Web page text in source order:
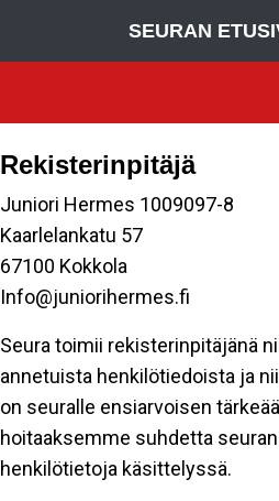
SEURAN
Rekisterinpitäjä
Juniori Hermes 1009097-8
Kaarlelankatu 57
67100 Kokkola
Info@juniorihermes.fi
Seura toimii rekisterinpitäjänä
annetuista henkilötiedoista ja
on seuralle ensiarvoisen
hoitaaksemme suhdetta
henkilötietoja käsittelyssä.